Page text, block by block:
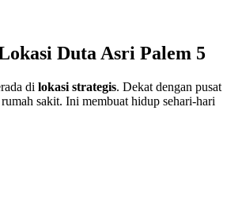
Duta Asri Palem 5
di lokasi strategis. Dekat dengan pusat
sakit. Ini membuat hidup sehari-hari